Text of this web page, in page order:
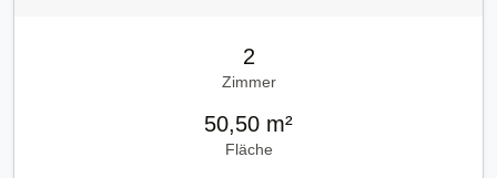
2
Zimmer
50,50 m²
Fläche